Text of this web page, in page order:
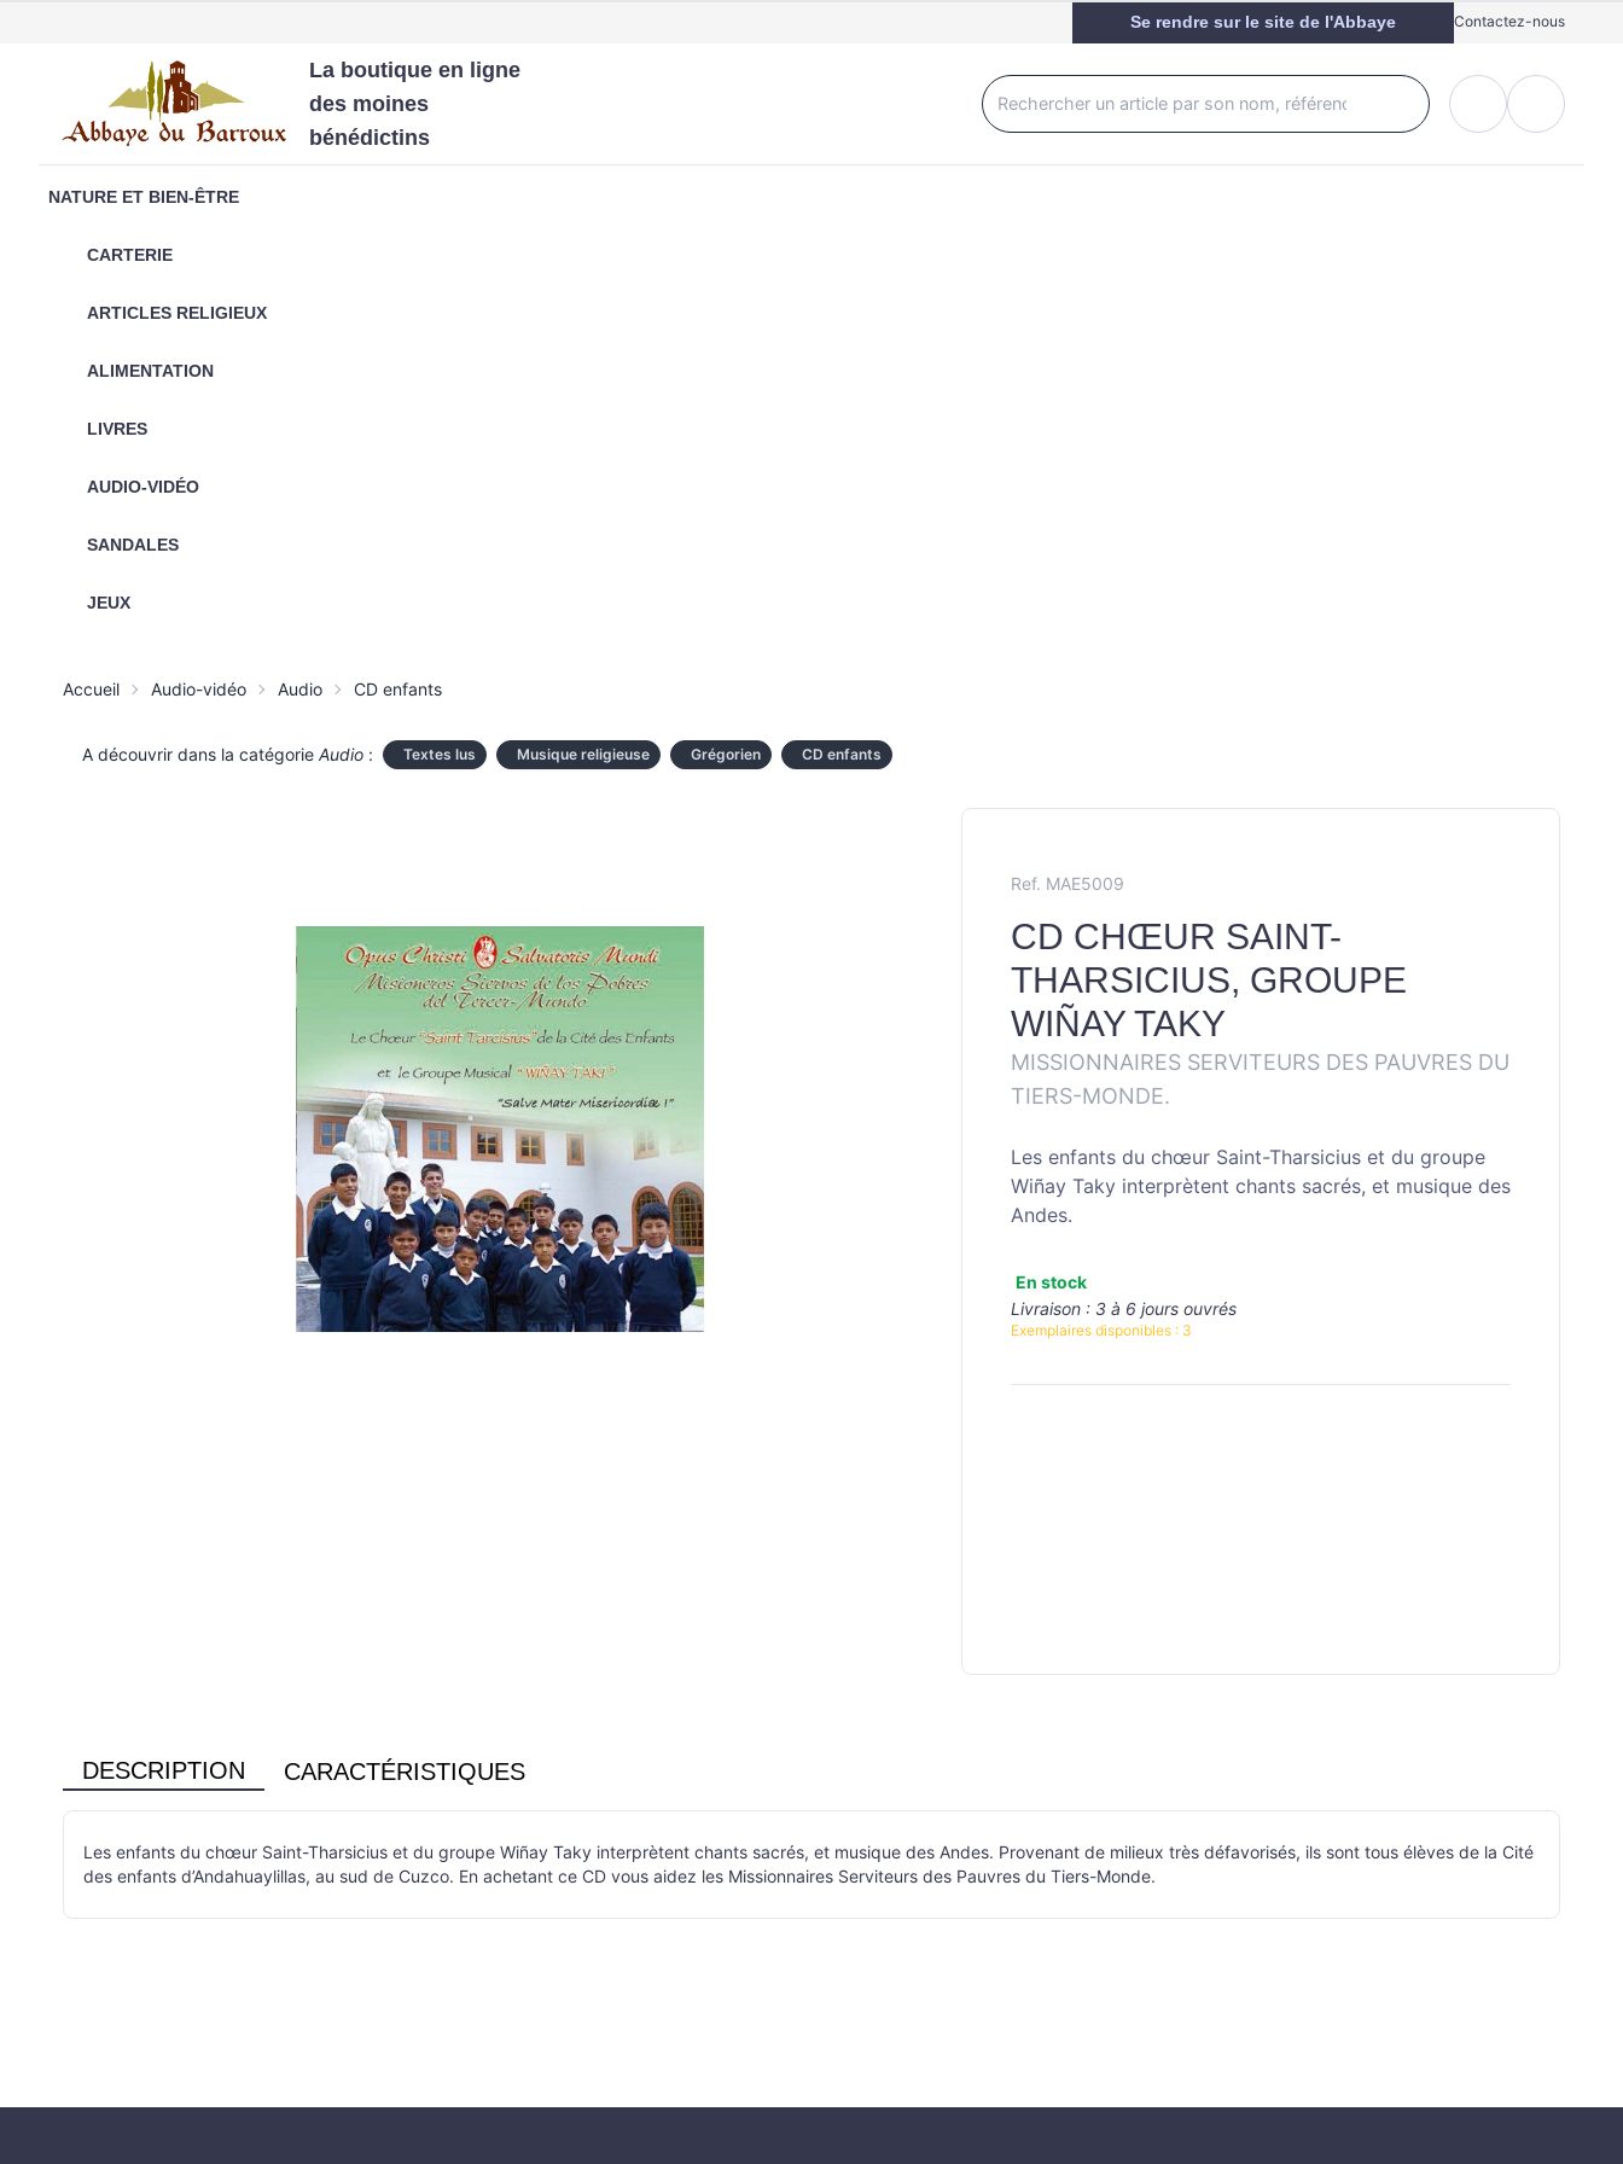
Se rendre sur le site de l'Abbaye Contactez-nous
NATURE ET BIEN-ÊTRE
CARTERIE
ARTICLES RELIGIEUX
ALIMENTATION
LIVRES
AUDIO-VIDÉO
SANDALES
JEUX
La boutique en ligne
des moines
bénédictins
Accueil Audio-vidéo Audio CD enfants
A découvrir dans la catégorie Audio : Textes lus Musique religieuse Grégorien CD enfants
Ref. MAE5009
CD CHŒUR SAINT-
THARSICIUS, GROUPE
WIÑAY TAKY
MISSIONNAIRES SERVITEURS DES PAUVRES DU
TIERS-MONDE.
Les enfants du chœur Saint-Tharsicius et du groupe
Wiñay Taky interprètent chants sacrés, et musique des
Andes.
En stock
Livraison : 3 à 6 jours ouvrés
Exemplaires disponibles : 3
DESCRIPTION CARACTÉRISTIQUES
Les enfants du chœur Saint-Tharsicius et du groupe Wiñay Taky interprètent chants sacrés, et musique des Andes. Provenant de milieux très défavorisés, ils sont tous élèves de la Cité
des enfants d’Andahuaylillas, au sud de Cuzco. En achetant ce CD vous aidez les Missionnaires Serviteurs des Pauvres du Tiers-Monde.